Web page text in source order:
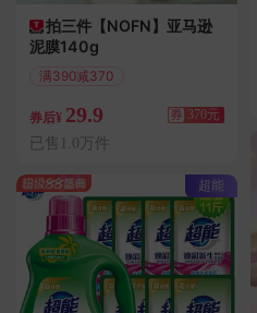
拍三件【NOFN】亚马逊
泥膜140g
满390减370
券后¥ 29.9 券 370元
已售1.0万件
超能